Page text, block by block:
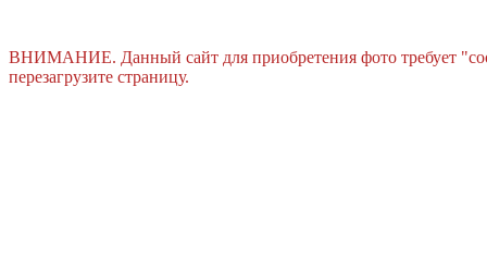
ВНИМАНИЕ. Данный сайт для приобретения фото требует
перезагрузите страницу.